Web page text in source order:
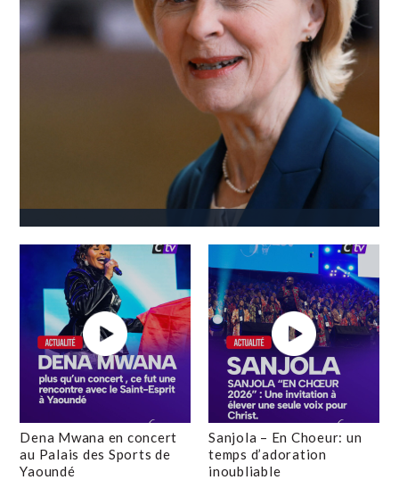
Dena Mwana en concert
au Palais des Sports de
Yaoundé
Sanjola – En Choeur: un
temps d’adoration
inoubliable